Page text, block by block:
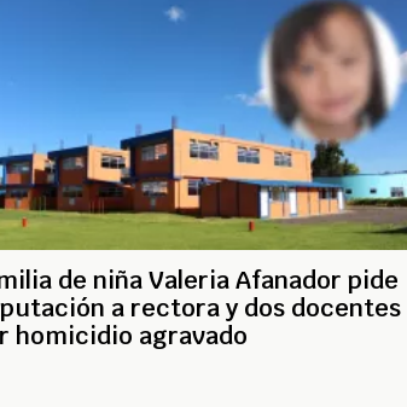
de niña Valeria Afanador pide
a rectora y dos docentes
homicidio agravado